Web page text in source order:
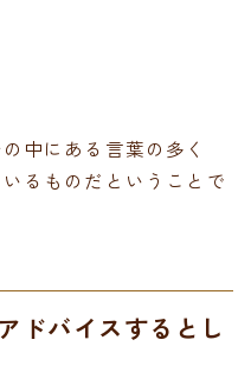
中にある言葉の多く
るものだということで
ドバイスするとし